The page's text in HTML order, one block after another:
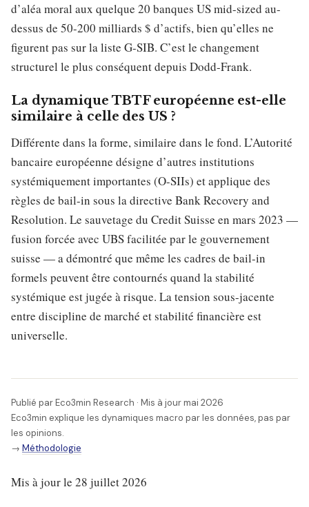
d’aléa moral aux quelque 20 banques US mid-sized au-
dessus de 50-200 milliards $ d’actifs, bien qu’elles ne
figurent pas sur la liste G-SIB. C’est le changement
structurel le plus conséquent depuis Dodd-Frank.
La dynamique TBTF européenne est-elle
similaire à celle des US ?
Différente dans la forme, similaire dans le fond. L’Autorité
bancaire européenne désigne d’autres institutions
systémiquement importantes (O-SIIs) et applique des
règles de bail-in sous la directive Bank Recovery and
Resolution. Le sauvetage du Credit Suisse en mars 2023 —
fusion forcée avec UBS facilitée par le gouvernement
suisse — a démontré que même les cadres de bail-in
formels peuvent être contournés quand la stabilité
systémique est jugée à risque. La tension sous-jacente
entre discipline de marché et stabilité financière est
universelle.
Publié par Eco3min Research · Mis à jour mai 2026
Eco3min explique les dynamiques macro par les données, pas par
les opinions.
→ Méthodologie
Mis à jour le 28 juillet 2026